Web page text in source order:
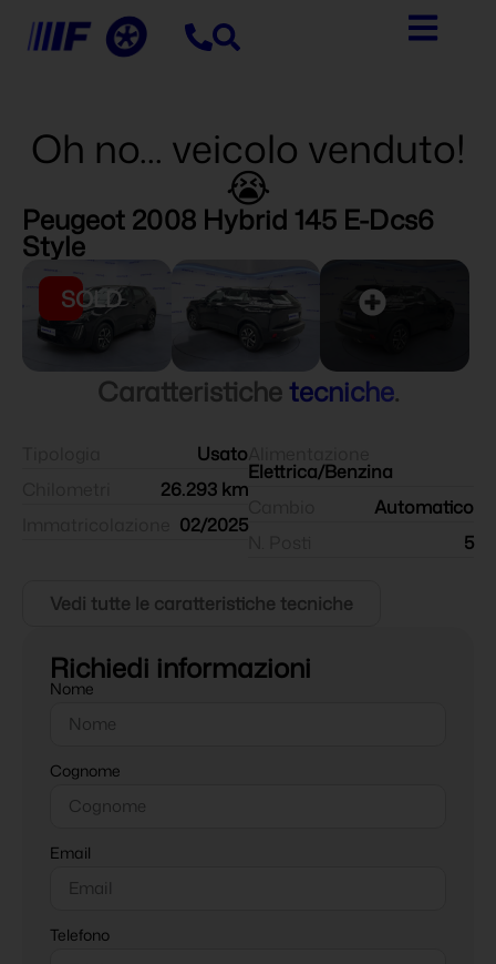
Oh no... veicolo venduto!
😭
Peugeot 2008 Hybrid 145 E-Dcs6
Style
SOLD
Caratteristichetecniche.
Usato
26.293 km
02/2025
Elettrica/Benzina
Automatico
5
Vedi tutte le caratteristiche tecniche
Richiedi informazioni
Nome
Cognome
Email
Telefono